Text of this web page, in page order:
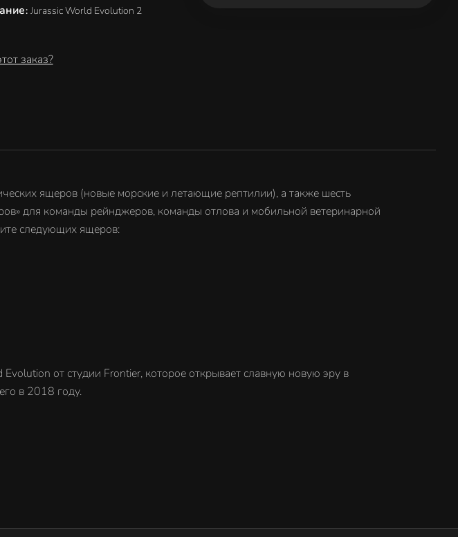
: Jurassic World Evolution 2
заказ?
ящеров (новые морские и летающие рептилии), а также шесть
для команды рейнджеров, команды отлова и мобильной ветеринарной
следующих ящеров:
от студии Frontier, которое открывает славную новую эру в
в 2018 году.